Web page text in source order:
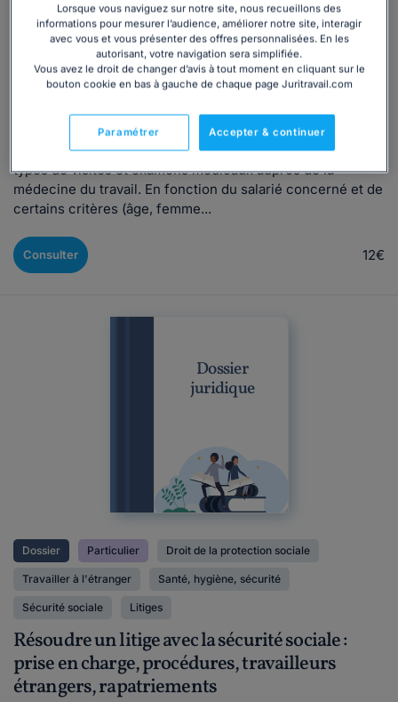
pour défendre vos droits
Rédigé par Alexandra Marion, mis à jour le 23/05/2024
Pourquoi le suivi médical des salariés par les services de
la médecine du travail est-il obligatoire ? En quoi consiste
le suivi individuel adapté ou renforcé ? Au cours de sa
carrière professionnelle, un salarié passent différents
types de visites et examens médicaux auprès de la
médecine du travail. En fonction du salarié concerné et de
certains critères (âge, femme...
Consulter 12€
Dossier
juridique
Dossier Particulier Droit de la protection sociale
Travailler à l'étranger Santé, hygiène, sécurité
Sécurité sociale Litiges
Résoudre un litige avec la sécurité sociale :
prise en charge, procédures, travailleurs
étrangers, rapatriements
Lorsque vous naviguez sur notre site, nous recueillons des
informations pour mesurer l’audience, améliorer notre site, interagir
avec vous et vous présenter des offres personnalisées. En les
autorisant, votre navigation sera simplifiée.
Vous avez le droit de changer d’avis à tout moment en cliquant sur le
bouton cookie en bas à gauche de chaque page Juritravail.com
Accepter & continuer
Paramétrer